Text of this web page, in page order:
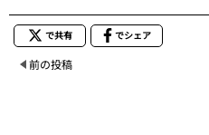
で共有 でシェア
前の投稿